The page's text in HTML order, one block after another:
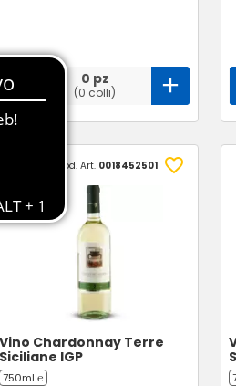
0 pz
(0 colli)
Cod. Art. 0018452501
Vino Chardonnay Terre
Siciliane IGP
750ml ℮